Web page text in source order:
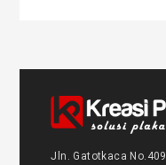
Jln. Gatotkaca No.409